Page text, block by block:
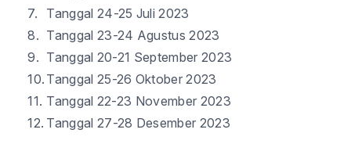
7.
Tanggal 24-25 Juli 2023
8. Tanggal 23-24 Agustus 2023
9. Tanggal 20-21 September 2023
10. Tanggal 25-26 Oktober 2023
11. Tanggal 22-23 November 2023
12. Tanggal 27-28 Desember 2023